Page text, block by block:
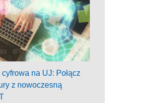
na UJ: Połącz
z nowoczesną